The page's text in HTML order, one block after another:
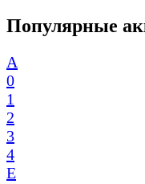
Популярные
A
0
1
2
3
4
E